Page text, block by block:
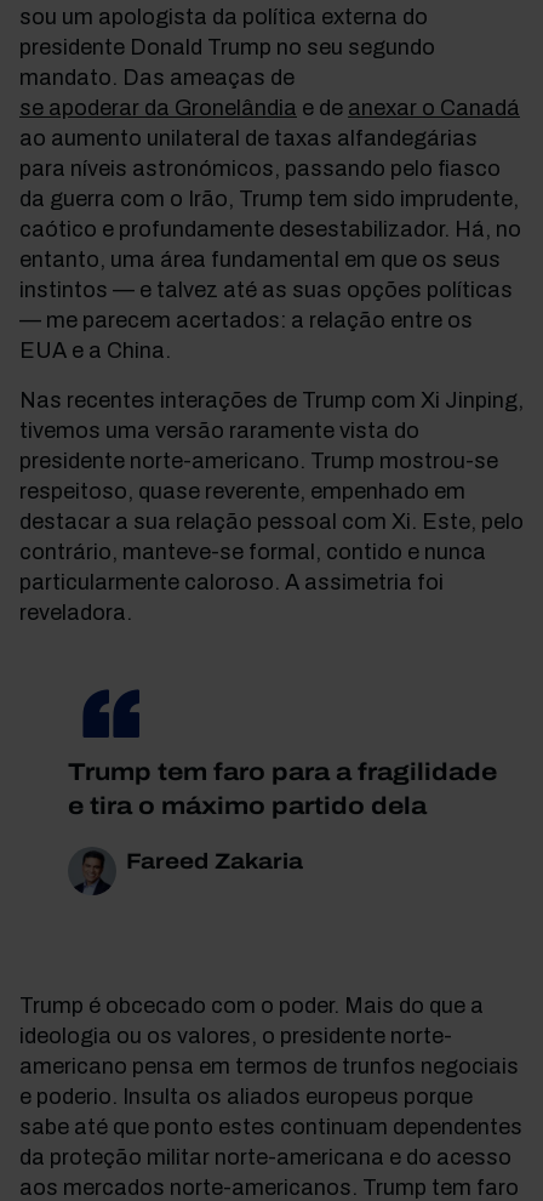
sou um apologista da política externa do
presidente Donald Trump no seu segundo
mandato. Das ameaças de
se apoderar da Gronelândia e de anexar o Canadá
ao aumento unilateral de taxas alfandegárias
para níveis astronómicos, passando pelo fiasco
da guerra com o Irão, Trump tem sido imprudente,
caótico e profundamente desestabilizador. Há, no
entanto, uma área fundamental em que os seus
instintos — e talvez até as suas opções políticas
— me parecem acertados: a relação entre os
EUA e a China.
Nas recentes interações de Trump com Xi Jinping,
tivemos uma versão raramente vista do
presidente norte-americano. Trump mostrou-se
respeitoso, quase reverente, empenhado em
destacar a sua relação pessoal com Xi. Este, pelo
contrário, manteve-se formal, contido e nunca
particularmente caloroso. A assimetria foi
reveladora.
Trump tem faro para a fragilidade
e tira o máximo partido dela
Fareed Zakaria
Trump é obcecado com o poder. Mais do que a
ideologia ou os valores, o presidente norte-
americano pensa em termos de trunfos negociais
e poderio. Insulta os aliados europeus porque
sabe até que ponto estes continuam dependentes
da proteção militar norte-americana e do acesso
aos mercados norte-americanos. Trump tem faro